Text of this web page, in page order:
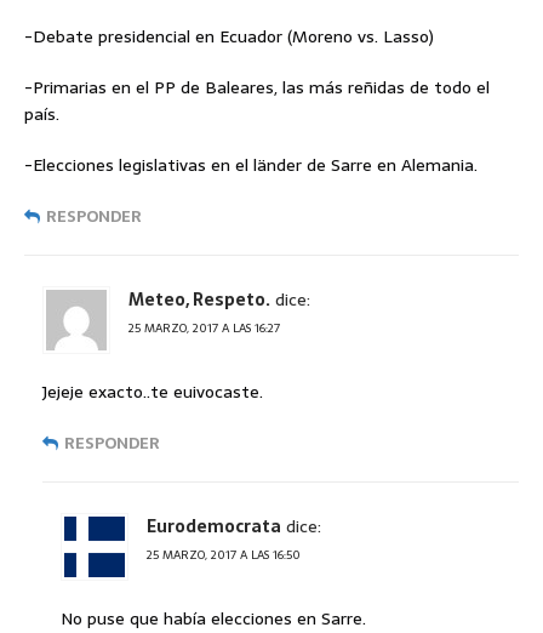
-Debate presidencial en Ecuador (Moreno vs. Lasso)
-Primarias en el PP de Baleares, las más reñidas de todo el
país.
-Elecciones legislativas en el länder de Sarre en Alemania.
RESPONDER
Meteo, Respeto.dice:
25 MARZO, 2017 A LAS 16:27
Jejeje exacto..te euivocaste.
RESPONDER
Eurodemocrata dice:
25 MARZO, 2017 A LAS 16:50
No puse que había elecciones en Sarre.